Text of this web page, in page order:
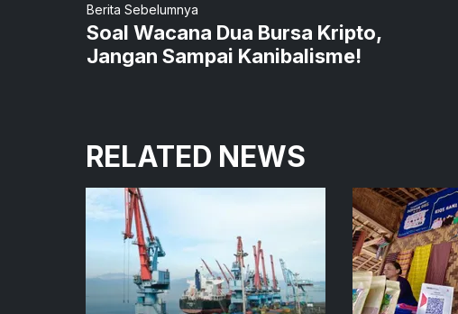
Berita Sebelumnya
Soal Wacana Dua Bursa Kripto,
Jangan Sampai Kanibalisme!
RELATED NEWS